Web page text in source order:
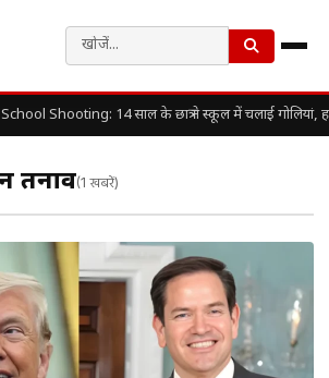
Shooting: 14 साल के छात्र ने स्कूल में चलाई गोलियां,
तनाव(1 खबरें)